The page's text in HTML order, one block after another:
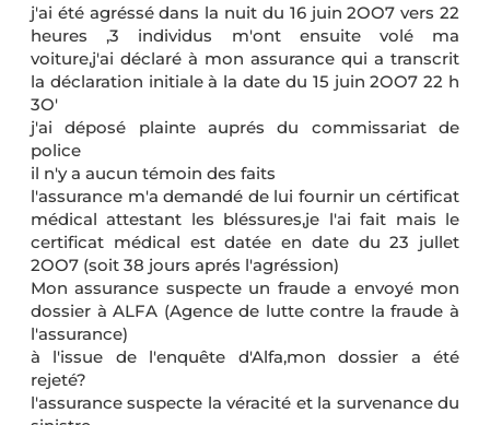
j'ai été agréssé dans la nuit du 16 juin 2OO7 vers 22
heures ,3 individus m'ont ensuite volé ma
voiture,j'ai déclaré à mon assurance qui a transcrit
la déclaration initiale à la date du 15 juin 2OO7 22 h
3O'
j'ai déposé plainte auprés du commissariat de
police
il n'y a aucun témoin des faits
l'assurance m'a demandé de lui fournir un cértificat
médical attestant les bléssures,je l'ai fait mais le
certificat médical est datée en date du 23 jullet
2OO7 (soit 38 jours aprés l'agréssion)
Mon assurance suspecte un fraude a envoyé mon
dossier à ALFA (Agence de lutte contre la fraude à
l'assurance)
à l'issue de l'enquête d'Alfa,mon dossier a été
rejeté?
l'assurance suspecte la véracité et la survenance du